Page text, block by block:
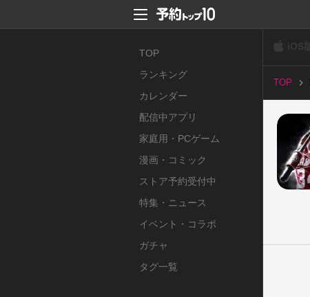
TOP
ランキング
カレンダー
配信中アプリ
家庭用・PCゲーム
漫画・コミック
ストア予約受付中
特集・ニュース
イベント・コラボ
ガチャ
タグ一覧
TOP